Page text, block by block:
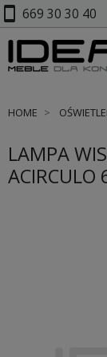
smartphone 669 30 30 40
HOME
LAMPA
ACIRCULO